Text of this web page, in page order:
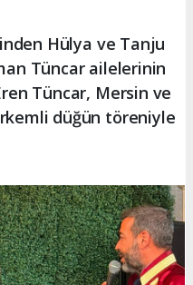
Hülya ve Tanju
Tüncar ailelerinin
Tüncar, Mersin ve
düğün töreniyle